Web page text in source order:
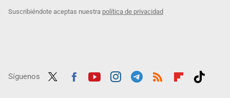
Suscribiéndote aceptas nuestra política de privacidad
Síguenos